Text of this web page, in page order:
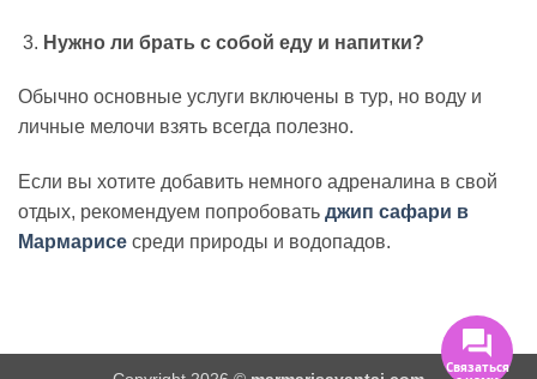
Нужно ли брать с собой еду и напитки?
Обычно основные услуги включены в тур, но воду и
личные мелочи взять всегда полезно.
Если вы хотите добавить немного адреналина в свой
отдых, рекомендуем попробовать джип сафари в
Мармарисе среди природы и водопадов.
Связаться